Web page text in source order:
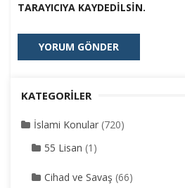
TARAYICIYA KAYDEDILSIN.
KATEGORILER
İslami Konular (720)
55 Lisan (1)
Cihad ve Savaş (66)